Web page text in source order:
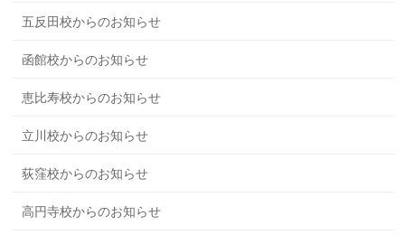
五反田校からのお知らせ
函館校からのお知らせ
恵比寿校からのお知らせ
立川校からのお知らせ
荻窪校からのお知らせ
高円寺校からのお知らせ